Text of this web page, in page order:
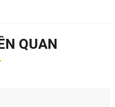
QUAN